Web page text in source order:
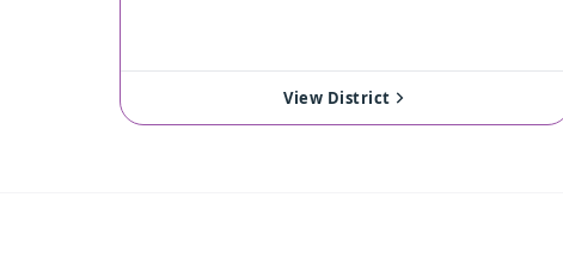
View District